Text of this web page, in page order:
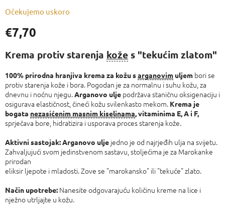
€7,70
Izmjeri
cijenu:
Očekujemo uskoro
Krema protiv starenja kože s "tekućim zlatom"
100% prirodna hranjiva krema za kožu sarganovim uljem bori se
protiv starenja kože i bora. Pogodan je za normalnu i suhu kožu, za
dnevnu i noćnu njegu.Arganovo ulje podržava staničnu oksigenaciju i
osigurava elastičnost, čineći kožu svilenkasto mekom. Krema je
bogata nezasićenim masnim kiselinama, vitaminima E, A i F,
sprječava bore, hidratizira i usporava proces starenja kože.
Aktivni sastojak:Arganovo ulje jedno je od najrjeđih ulja na svijetu.
Zahvaljujući svom jedinstvenom sastavu, stoljećima je za Marokanke
prirodan
eliksir ljepote i mladosti. Zove se "marokansko" ili "tekuće" zlato.
Način upotrebe: Nanesite odgovarajuću količinu kreme na lice i
nježno utrljajte u kožu.